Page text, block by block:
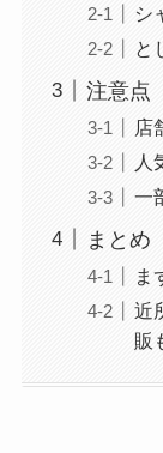
シ
と
注意点
店
人
一
まとめ
ま
近
販